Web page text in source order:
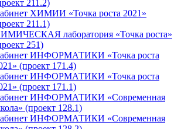
211.2)
ХИМИИ «Точка роста 2021»
211.1)
лаборатория «Точка роста»
251)
ИНФОРМАТИКИ «Точка роста
(проект 171.4)
ИНФОРМАТИКИ «Точка роста
(проект 171.1)
ИНФОРМАТИКИ «Современная
(проект 128.1)
ИНФОРМАТИКИ «Современная